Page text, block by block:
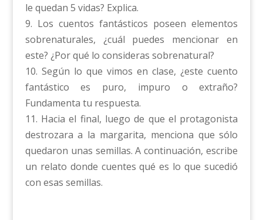
le quedan 5 vidas? Explica.
9. Los cuentos fantásticos poseen elementos
sobrenaturales, ¿cuál puedes mencionar en
este? ¿Por qué lo consideras sobrenatural?
10. Según lo que vimos en clase, ¿este cuento
fantástico es puro, impuro o extraño?
Fundamenta tu respuesta.
11. Hacia el final, luego de que el protagonista
destrozara a la margarita, menciona que sólo
quedaron unas semillas. A continuación, escribe
un relato donde cuentes qué es lo que sucedió
con esas semillas.